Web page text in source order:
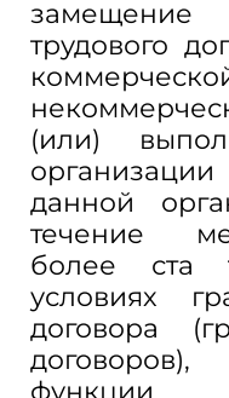
трудового
(или)
данной
течение
более ста
условиях
договора
функции